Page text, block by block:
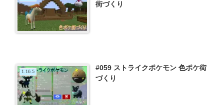
街づくり
1.16.5
#059 ストライクポケモン 色ポケ街
づくり